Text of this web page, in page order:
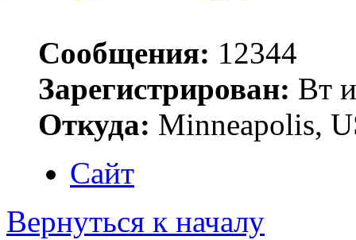
Сообщения: 12344
Зарегистрирован: Вт
Откуда: Minneapolis,
Сайт
Вернуться к началу